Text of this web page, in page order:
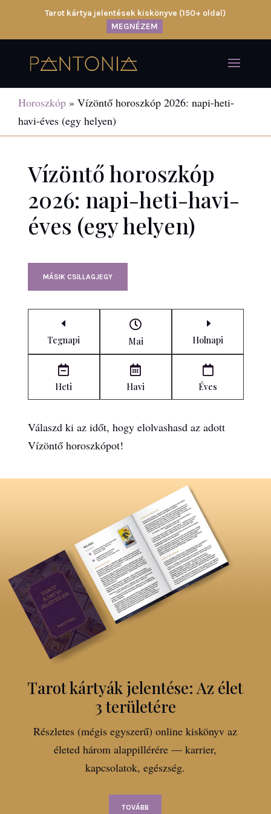
Tarot kártya jelentések kiskönyve (150+ oldal)
MEGNÉZEM
Horoszkóp » Vízöntő horoszkóp 2026: napi-heti-
havi-éves (egy helyen)
Vízöntő horoszkóp
2026: napi-heti-havi-
éves (egy helyen)
MÁSIK CSILLAGJEGY
D
Tegnapi

Mai
E
Holnapi

Heti

Havi

Éves
Válaszd ki az időt, hogy elolvashasd az adott
Vízöntő horoszkópot!
Tarot kártyák jelentése: Az élet
3 területére
Részletes (mégis egyszerű) online kiskönyv az
életed három alappillérére — karrier,
kapcsolatok, egészség.
TOVÁBB